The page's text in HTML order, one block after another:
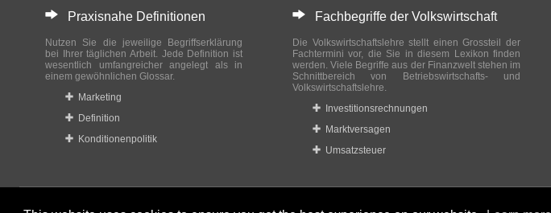
Praxisnahe Definitionen
Nutzen Sie die jeweilige Begriffserklärung
bei Ihrer täglichen Arbeit. Jede Definition ist
wesentlich umfangreicher angelegt als in
einem gewöhnlichen Glossar.
Marketing
Definition
Konditionenpolitik
Fachbegriffe der Volkswirtschaft
Die Volkswirtschaftslehre stellt einen Grossteil der
Fachtermini vor, die Sie in diesem Lexikon finden
werden. Viele Begriffe aus der Finanzwelt stehen im
Schnittbereich von Betriebswirtschafts- und
Volkswirtschaftslehre.
Investitionsrechnungen
Marktversagen
Umsatzsteuer